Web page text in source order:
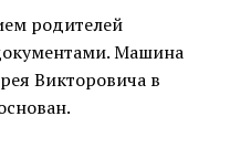
родителей
Машина
Викторовича в